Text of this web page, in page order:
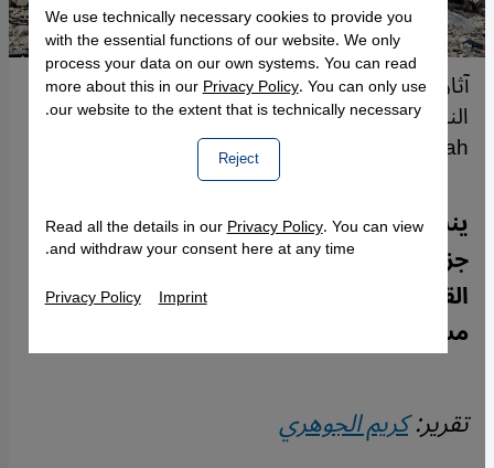
آثار الدمار الذي خلفه الجيش الإسرائيلي في قرية
الناقورة المطلة على البحر المتوسط. (Photo: Picture
Alliance / Anadolu | R. Dallah)
ينسحب الجيش الإسرائيلي ببطء وبشكل
جزئي فقط من جنوب لبنان. فيما بدأ سكان
القرى اللبنانية في العودة إلى قراهم وسط
مشاعر الصدمة والتحدي والغضب.
تقرير:كريم الجوهري
We use technically necessary cookies to provide you
with the essential functions of our website. We only
process your data on our own systems. You can read
more about this in ourPrivacy Policy. You can only use
our website to the extent that is technically necessary.
Reject
Read all the details in ourPrivacy Policy. You can view
and withdraw your consent here at any time.
Privacy Policy Imprint